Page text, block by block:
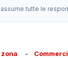
assume tutte le
-